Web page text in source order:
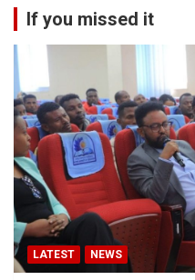
If you missed it
LATEST NEWS